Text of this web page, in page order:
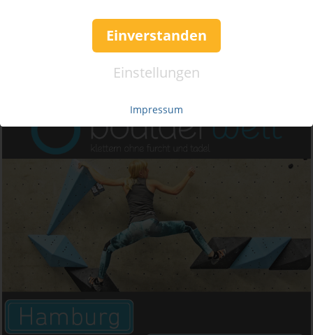
Einverstanden
Einstellungen
Impressum